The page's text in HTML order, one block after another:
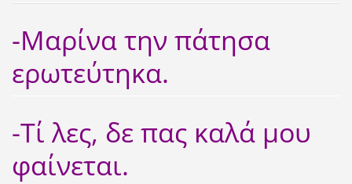
-Μαρίνα την πάτησα
ερωτεύτηκα.
-Τί λες, δε πας καλά μου
φαίνεται.